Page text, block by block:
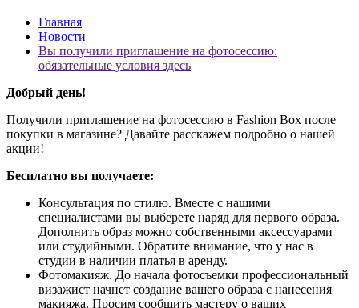
Главная
Новости
Вы получили приглашение на фотосессию:
обязательные условия здесь
Добрый день!
Получили приглашение на фотосессию в Fashion Box после
покупки в магазине? Давайте расскажем подробно о нашей
акции!
Бесплатно вы получаете:
Консультация по стилю. Вместе с нашими
специалистами вы выберете наряд для первого образа.
Дополнить образ можно собственными аксессуарами
или студийными. Обратите внимание, что у нас в
студии в наличии платья в аренду.
Фотомакияж. До начала фотосъемки профессиональный
визажист начнет создание вашего образа с нанесения
макияжа. Просим сообщить мастеру о ваших